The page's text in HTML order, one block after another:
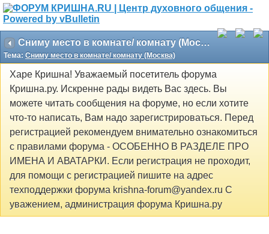
Сниму место в комнате/ комнату (Москва)
Тема: Сниму место в комнате/ комнату (Москва)
Харе Кришна! Уважаемый посетитель форума
Кришна.ру. Искренне рады видеть Вас здесь. Вы
можете читать сообщения на форуме, но если хотите
что-то написать, Вам надо зарегистрироваться. Перед
регистрацией рекомендуем внимательно ознакомиться
с правилами форума - ОСОБЕННО В РАЗДЕЛЕ ПРО
ИМЕНА И АВАТАРКИ. Если регистрация не проходит,
для помощи с регистрацией пишите на адрес
техподдержки форума krishna-forum@yandex.ru С
уважением, администрация форума Кришна.ру